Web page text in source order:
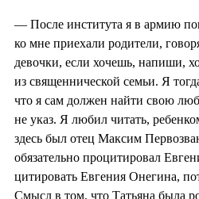
— После института я в армию
ко мне приехали родители,
девочки, если хочешь, напиши,
из священнической семьи. Я
что я сам должен найти свою
не указ. Я любил читать,
здесь был отец Максим
обязательно процитировал
цитировать Евгения Онегина,
Смысл в том, что Татьяна была